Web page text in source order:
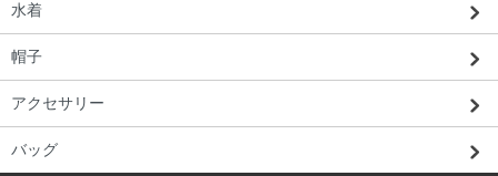
水着
帽子
アクセサリー
バッグ